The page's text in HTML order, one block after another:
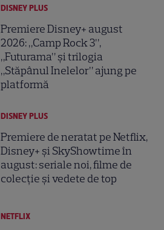
DISNEY PLUS
Premiere Disney+ august
2026: „Camp Rock 3”,
„Futurama” și trilogia
„Stăpânul Inelelor” ajung pe
platformă
DISNEY PLUS
Premiere de neratat pe Netflix,
Disney+ și SkyShowtime în
august: seriale noi, filme de
colecție și vedete de top
NETFLIX